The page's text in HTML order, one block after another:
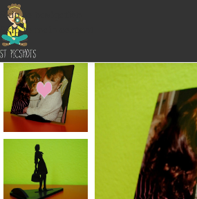
Skip to navigation
Skip to main content